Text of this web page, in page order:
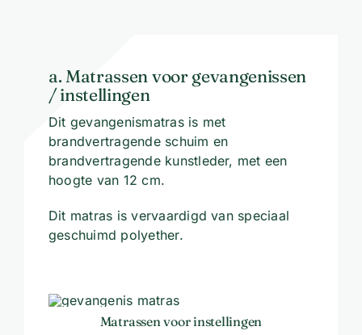
a. Matrassen voor gevangenissen
/ instellingen
Dit gevangenismatras is met
brandvertragende schuim en
brandvertragende kunstleder, met een
hoogte van 12 cm.
Dit matras is vervaardigd van speciaal
geschuimd polyether.
Matrassen voor instellingen